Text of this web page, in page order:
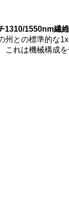
1310/1550nm繊
との標準的な
れは機械構成